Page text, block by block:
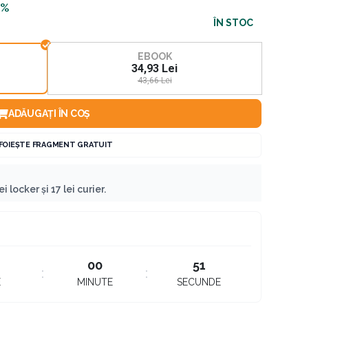
ÎN STOC
EBOOK
34,93 Lei
43,66 Lei
ADĂUGAȚI ÎN COȘ
FRAGMENT GRATUIT
locker și 17 lei curier.
00
MINUTE
50
SECUNDE